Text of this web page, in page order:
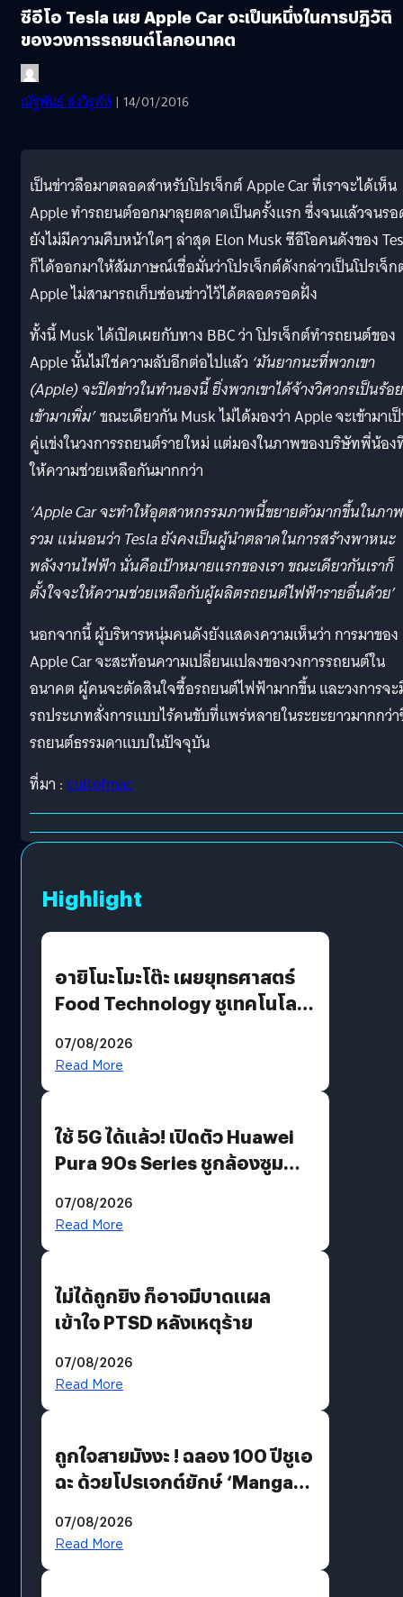
ซีอีโอ Tesla เผย Apple Car จะเป็นหนึ่งในการปฏิวัติ
ของวงการรถยนต์โลกอนาคต
ณัฐพันธ์ ส่งวิรุฬห์ | 14/01/2016
เป็นข่าวลือมาตลอดสำหรับโปรเจ็กต์ Apple Car ที่เราจะได้เห็น
Apple ทำรถยนต์ออกมาลุยตลาดเป็นครั้งแรก ซึ่งจนแล้วจนร
ยังไม่มีความคืบหน้าใดๆ ล่าสุด Elon Musk ซีอีโอคนดังของ
ก็ได้ออกมาให้สัมภาษณ์เชื่อมั่นว่าโปรเจ็กต์ดังกล่าวเป็นโปรเจ็
Apple ไม่สามารถเก็บซ่อนข่าวไว้ได้ตลอดรอดฝั่ง
ทั้งนี้ Musk ได้เปิดเผยกับทาง BBC ว่า โปรเจ็กต์ทำรถยนต์ของ
Apple นั้นไม่ใช่ความลับอีกต่อไปแล้ว ‘มันยากนะที่พวกเขา
(Apple) จะปิดข่าวในทำนองนี้ ยิ่งพวกเขาได้จ้างวิศวกรเป็นร้อ
เข้ามาเพิ่ม’ขณะเดียวกัน Musk ไม่ได้มองว่า Apple จะเข้ามาเ
คู่แข่งในวงการรถยนต์รายใหม่ แต่มองในภาพของบริษัทพี่น้อง
ให้ความช่วยเหลือกันมากกว่า
‘Apple Car จะทำให้อุตสาหกรรมภาพนี้ขยายตัวมากขึ้นในภาพ
รวม แน่นอนว่า Tesla ยังคงเป็นผู้นำตลาดในการสร้างพาหนะ
พลังงานไฟฟ้า นั่นคือเป้าหมายแรกของเรา ขณะเดียวกันเราก็
ตั้งใจจะให้ความช่วยเหลือกับผู้ผลิตรถยนต์ไฟฟ้ารายอื่นด้วย’
นอกจากนี้ ผู้บริหารหนุ่มคนดังยังแสดงความเห็นว่า การมาของ
Apple Car จะสะท้อนความเปลี่ยนแปลงของวงการรถยนต์ใน
อนาคต ผู้คนจะตัดสินใจซื้อรถยนต์ไฟฟ้ามากขึ้น และวงการจ
รถประเภทสั่งการแบบไร้คนขับที่แพร่หลายในระยะยาวมากกว่
รถยนต์ธรรมดาแบบในปัจจุบัน
ที่มา : cultofmac
Highlight
อายิโนะโมะโต๊ะ เผยยุทธศาสตร์
Food Technology ชูเทคโนโลยี
บริโภคและ B2B
07/08/2026
Read More
ใช้ 5G ได้แล้ว! เปิดตัว Huawei
Pura 90s Series ชูกล้องซูม
07/08/2026
Read More
ไม่ได้ถูกยิง ก็อาจมีบาดแผล
เข้าใจ PTSD หลังเหตุร้าย
07/08/2026
Read More
ถูกใจสายมังงะ ! ฉลอง 100 ปีชูเอ
ฉะ ด้วยโปรเจกต์ยักษ์ ‘Manga
มีภาษาไทยด้วย
07/08/2026
Read More